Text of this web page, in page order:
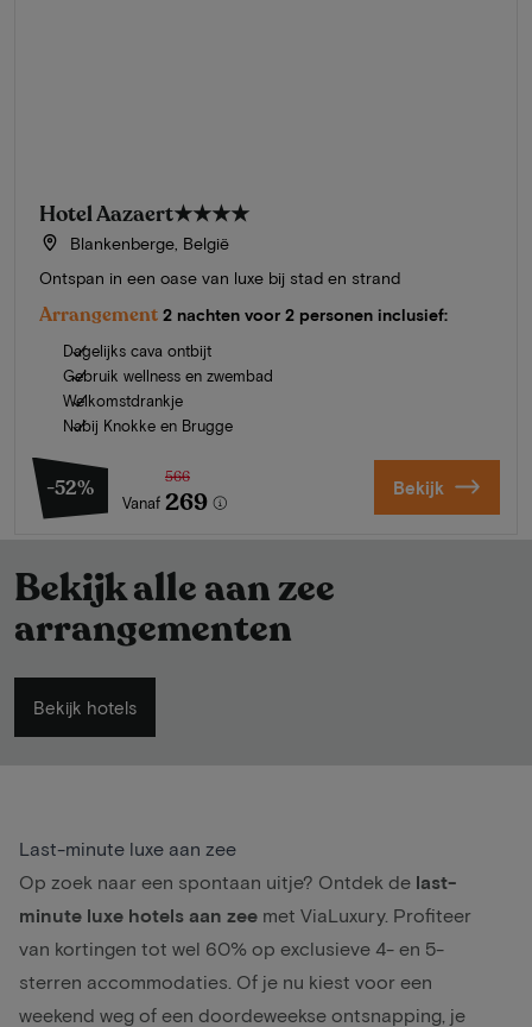
Hotel Aazaert★★★★
Blankenberge, België
Ontspan in een oase van luxe bij stad en strand
Arrangement 2 nachten voor 2 personen inclusief:
Dagelijks cava ontbijt
Gebruik wellness en zwembad
Welkomstdrankje
Nabij Knokke en Brugge
-52%
Vanaf
566
269 Bekijk
Bekijk alle aan zee
arrangementen
Bekijk hotels
Last-minute luxe aan zee
Op zoek naar een spontaan uitje? Ontdek de last-
minute luxe hotels aan zee met ViaLuxury. Profiteer
van kortingen tot wel 60% op exclusieve 4- en 5-
sterren accommodaties. Of je nu kiest voor een
weekend weg of een doordeweekse ontsnapping, je